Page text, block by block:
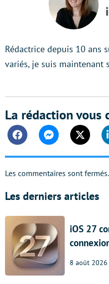
Rédactrice depuis 10 ans
variés, je suis maintenant
La rédaction vous
FacebookMessengerTwitter
Les commentaires sont fermés.
Les derniers articles
iOS 27
8 août 2026